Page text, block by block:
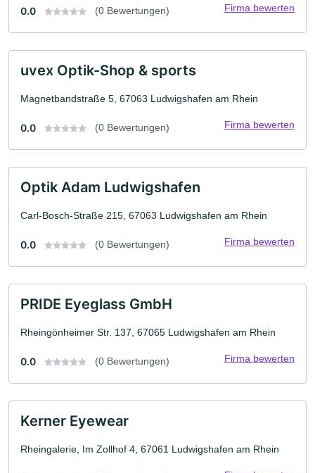
0.0 (0 Bewertungen) Firma bewerten
uvex Optik-Shop & sports
Magnetbandstraße 5, 67063 Ludwigshafen am Rhein
0.0 (0 Bewertungen) Firma bewerten
Optik Adam Ludwigshafen
Carl-Bosch-Straße 215, 67063 Ludwigshafen am Rhein
0.0 (0 Bewertungen) Firma bewerten
PRIDE Eyeglass GmbH
Rheingönheimer Str. 137, 67065 Ludwigshafen am Rhein
0.0 (0 Bewertungen) Firma bewerten
Kerner Eyewear
Rheingalerie, Im Zollhof 4, 67061 Ludwigshafen am Rhein